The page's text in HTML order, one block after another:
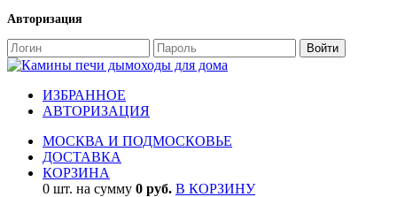
Авторизация
ИЗБРАННОЕ
АВТОРИЗАЦИЯ
МОСКВА И ПОДМОСКОВЬЕ
ДОСТАВКА
КОРЗИНА
0 шт. на сумму 0 руб. В КОРЗИНУ